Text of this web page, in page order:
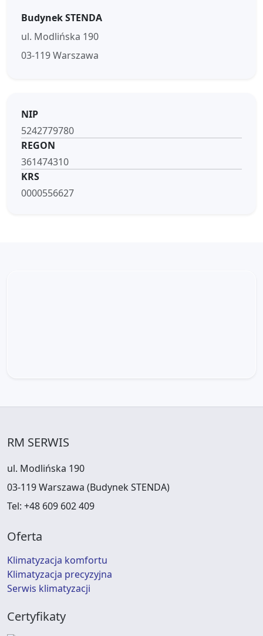
Budynek STENDA
ul. Modlińska 190
03-119 Warszawa
NIP
5242779780
REGON
361474310
KRS
0000556627
RM SERWIS
ul. Modlińska 190
03-119 Warszawa (Budynek STENDA)
Tel: +48 609 602 409
Oferta
Klimatyzacja komfortu
Klimatyzacja precyzyjna
Serwis klimatyzacji
Certyfikaty